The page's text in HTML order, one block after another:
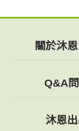
關於沐
Q&A
沐恩